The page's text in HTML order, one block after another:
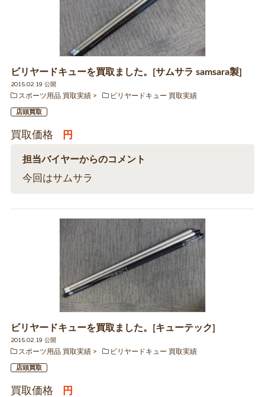
ビリヤードキューを買取ました。[サムサラ samsara製]
2015.02.19 公開
スポーツ用品 買取実績
ビリヤードキュー 買取実績
店頭買取
買取価格 円
担当バイヤーからのコメント
今回はサムサラ
ビリヤードキューを買取ました。[キューテック]
2015.02.19 公開
スポーツ用品 買取実績
ビリヤードキュー 買取実績
店頭買取
買取価格 円